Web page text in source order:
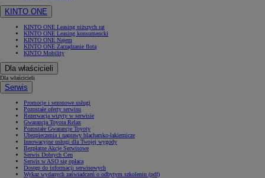
KINTO ONE
KINTO ONE Leasing niższych rat
KINTO ONE Leasing konsumencki
KINTO ONE Najem
KINTO ONE Zarządzanie flotą
KINTO Mobility
Dla właścicieli
Dla właścicieli
Serwis
Promocje i sezonowe usługi
Pozostałe oferty serwisu
Rezerwacja wizyty w serwisie
Gwarancja Toyota Relax
Pozostałe Gwarancje Toyoty
Ubezpieczenia i naprawy blacharsko-lakiernicze
Innowacyjne usługi dla Twojej wygody
Bezpłatne Akcje Serwisowe
Serwis Dobrych Cen
Serwis w ASO się opłaca
Dostęp do informacji serwisowych
Wykaz wydanych zaświadczeń o odbytym szkoleniu (pdf)